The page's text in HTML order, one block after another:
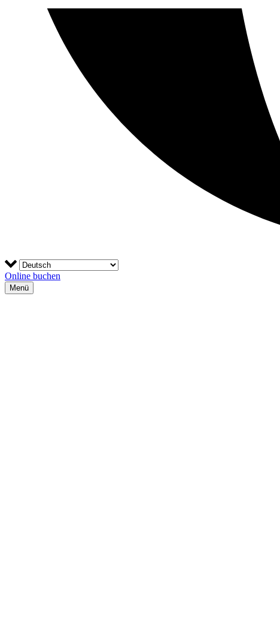
Online buchen
Menü